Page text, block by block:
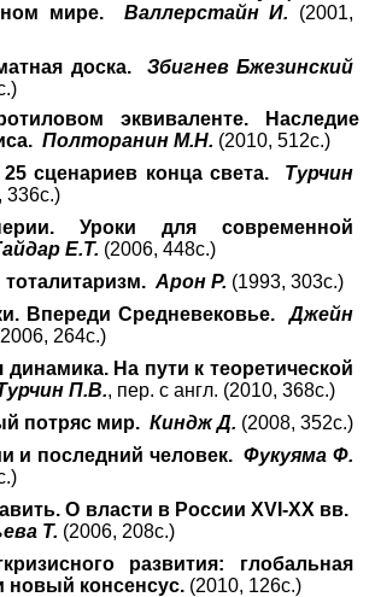
мире. Валлерстайн И. (2001,
доска. Збигнев Бжезинский
эквиваленте. Наследие
Полторанин М.Н. (2010, 512с.)
сценариев конца света. Турчин
336с.)
Уроки для современной
Е.Т. (2006, 448с.)
Арон Р. (1993, 303с.)
Впереди Средневековье.
Джейн
264с.)
динамика. На пути к теоретической
П.В., пер. с англ. (2010, 368с.)
потряс мир. Киндж Д. (2008, 352с.)
и последний человек.Фукуяма Ф.
О власти в России XVI-XX вв.
Т. (2006, 208с.)
развития: глобальная
новый консенсус. (2010, 126с.)